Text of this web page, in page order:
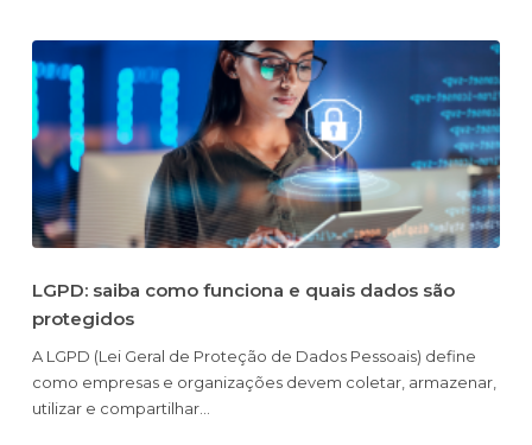
LGPD: saiba como funciona e quais dados são
protegidos
A LGPD (Lei Geral de Proteção de Dados Pessoais) define
como empresas e organizações devem coletar, armazenar,
utilizar e compartilhar…